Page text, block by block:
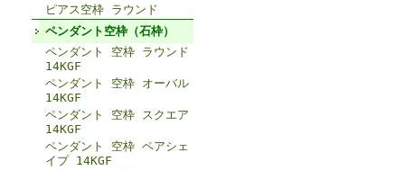
ピアス空枠 ラウンド
ペンダント空枠（石枠）
ペンダント 空枠 ラウンド
14KGF
ペンダント 空枠 オーバル
14KGF
ペンダント 空枠 スクエア
14KGF
ペンダント 空枠 ペアシェ
イプ 14KGF